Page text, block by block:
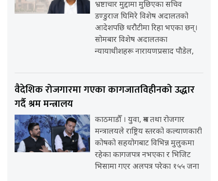
भ्रष्टाचार मुद्दामा मुछिएका सचिव
डण्डुराज घिमिरे विशेष अदालतको
आदेशपछि धरौटीमा रिहा भएका छन्।
सोमबार विशेष अदालतका
न्यायाधीशहरू नारायणप्रसाद पौडेल,
वैदेशिक रोजगारमा गएका कागजातविहीनको उद्धार
गर्दै श्रम मन्त्रालय
काठमाडौँ । युवा, श्रम तथा रोजगार
मन्त्रालयले राष्ट्रिय स्तरको कल्याणकारी
कोषको सहयोगबाट विभिन्न मुलुकमा
रहेका कागजपत्र नभएका र भिजिट
भिसामा गएर अलपत्र परेका १५५ जना